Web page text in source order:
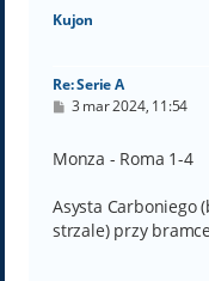
Kujon
Re: Serie A
P
t
3 mar 2024, 11:54
Monza - Roma 1-4
Asysta Carboniego
strzale) przy